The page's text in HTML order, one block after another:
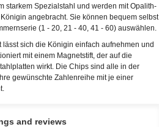
starkem Spezialstahl und werden mit Opalith-
angebracht. Sie können bequem selbst
(1 - 20, 21 - 40, 41 - 60) auswählen.
lässt sich die Königin einfach aufnehmen und
mit einem Magnetstift, der auf die
wirkt. Die Chips sind alle in der
gewünschte Zahlenreihe mit je einer
and reviews